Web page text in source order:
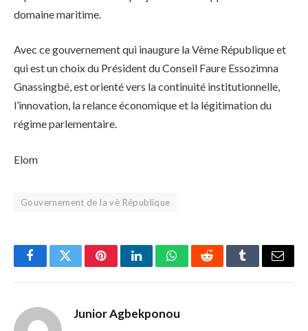
domaine maritime.
Avec ce gouvernement qui inaugure la Vème République et
qui est un choix du Président du Conseil Faure Essozimna
Gnassingbé, est orienté vers la continuité institutionnelle,
l’innovation, la relance économique et la légitimation du
régime parlementaire.
Elom
Gouvernement de la vè République
FacebookTwitterPinterestLinkedInWhatsAppRedditTumblrEmail
Junior Agbekponou